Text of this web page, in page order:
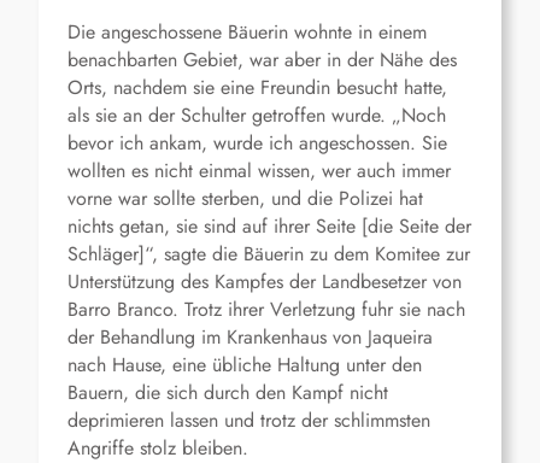
Die angeschossene Bäuerin wohnte in einem
benachbarten Gebiet, war aber in der Nähe des
Orts, nachdem sie eine Freundin besucht hatte,
als sie an der Schulter getroffen wurde. „Noch
bevor ich ankam, wurde ich angeschossen. Sie
wollten es nicht einmal wissen, wer auch immer
vorne war sollte sterben, und die Polizei hat
nichts getan, sie sind auf ihrer Seite [die Seite der
Schläger]“, sagte die Bäuerin zu dem Komitee zur
Unterstützung des Kampfes der Landbesetzer von
Barro Branco. Trotz ihrer Verletzung fuhr sie nach
der Behandlung im Krankenhaus von Jaqueira
nach Hause, eine übliche Haltung unter den
Bauern, die sich durch den Kampf nicht
deprimieren lassen und trotz der schlimmsten
Angriffe stolz bleiben.